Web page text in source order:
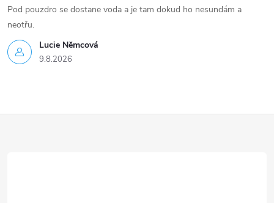
Lucie Nĕmcová
9.8.2026
Pod pouzdro se dostane voda a je tam dokud ho nesundám a
neotřu.